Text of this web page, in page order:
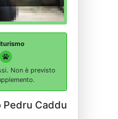
Non è previsto
Caddu